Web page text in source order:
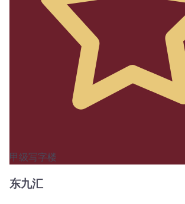
甲级写字楼
东九汇